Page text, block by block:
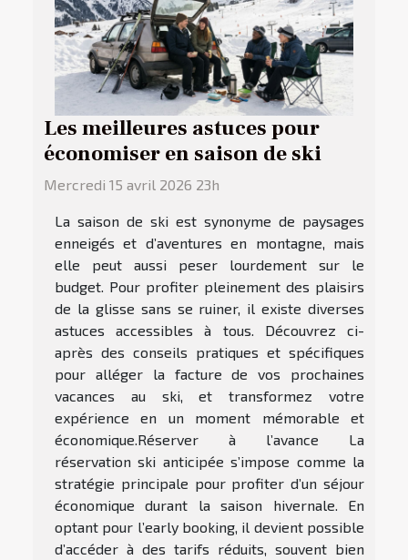
Les meilleures astuces pour
économiser en saison de ski
Mercredi 15 avril 2026 23h
La saison de ski est synonyme de paysages
enneigés et d’aventures en montagne, mais
elle peut aussi peser lourdement sur le
budget. Pour profiter pleinement des plaisirs
de la glisse sans se ruiner, il existe diverses
astuces accessibles à tous. Découvrez ci-
après des conseils pratiques et spécifiques
pour alléger la facture de vos prochaines
vacances au ski, et transformez votre
expérience en un moment mémorable et
économique.Réserver à l’avance La
réservation ski anticipée s’impose comme la
stratégie principale pour profiter d’un séjour
économique durant la saison hivernale. En
optant pour l’early booking, il devient possible
d’accéder à des tarifs réduits, souvent bien